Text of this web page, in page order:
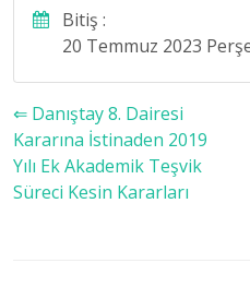
Bitiş :
20 Temmuz 2023
⇐ Danıştay 8. Dairesi
Kararına İstinaden 2019
Yılı Ek Akademik Teşvik
Süreci Kesin Kararları